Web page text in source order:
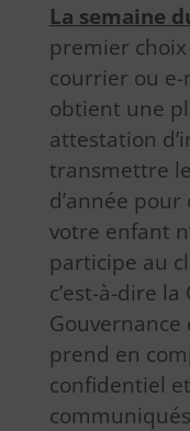
La semaine
premier
courrier ou
obtient une
attestation
transmettre le
d’année
votre enfant
participe au
c’est-à-dire
prend en
confidentiel